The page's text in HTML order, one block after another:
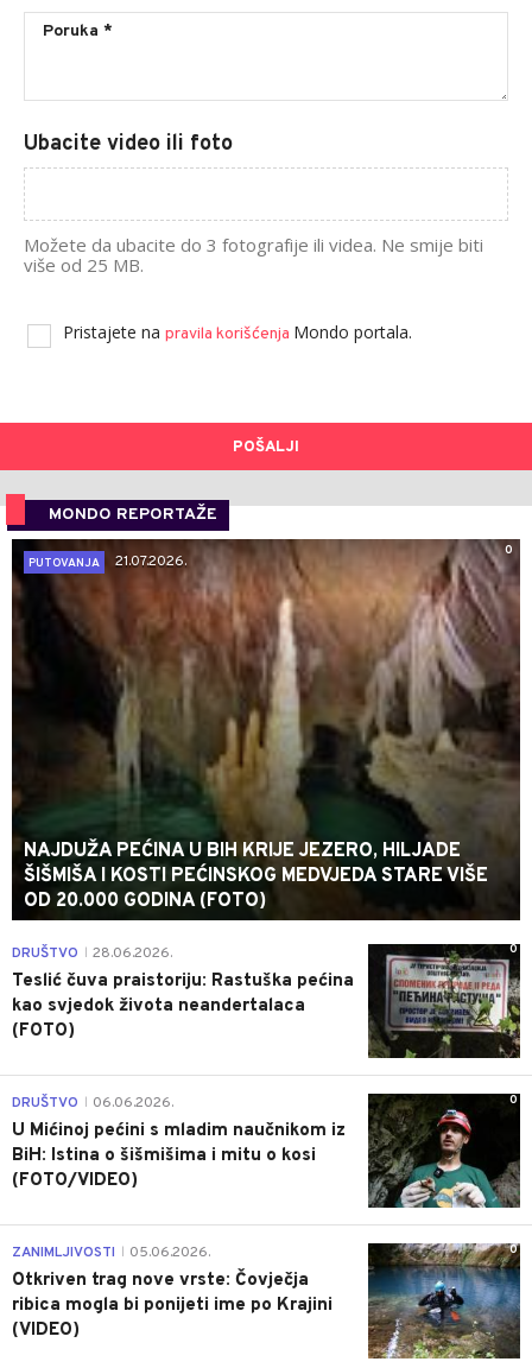
Ubacite video ili foto
Možete da ubacite do 3 fotografije ili videa. Ne smije biti
više od 25 MB.
Pristajete na pravila korišćenja Mondo portala.
POŠALJI
MONDO REPORTAŽE
0
PUTOVANJA
21.07.2026.
NAJDUŽA PEĆINA U BIH KRIJE JEZERO, HILJADE
ŠIŠMIŠA I KOSTI PEĆINSKOG MEDVJEDA STARE VIŠE
OD 20.000 GODINA (FOTO)
0
DRUŠTVO 28.06.2026.
Teslić čuva praistoriju: Rastuška pećina
kao svjedok života neandertalaca
(FOTO)
0
DRUŠTVO 06.06.2026.
U Mićinoj pećini s mladim naučnikom iz
BiH: Istina o šišmišima i mitu o kosi
(FOTO/VIDEO)
0
ZANIMLJIVOSTI 05.06.2026.
Otkriven trag nove vrste: Čovječja
ribica mogla bi ponijeti ime po Krajini
(VIDEO)